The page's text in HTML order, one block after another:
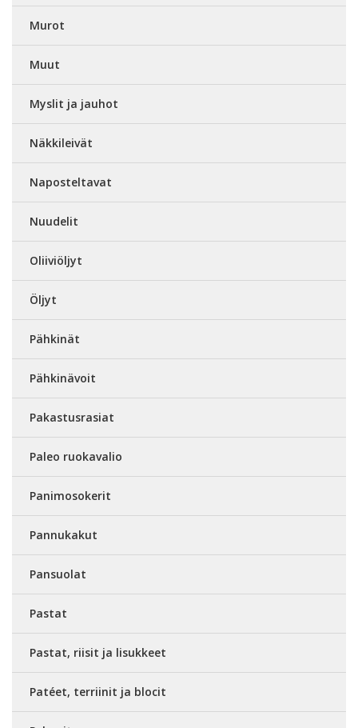
Murot
Muut
Myslit ja jauhot
Näkkileivät
Naposteltavat
Nuudelit
Oliiviöljyt
Öljyt
Pähkinät
Pähkinävoit
Pakastusrasiat
Paleo ruokavalio
Panimosokerit
Pannukakut
Pansuolat
Pastat
Pastat, riisit ja lisukkeet
Patéet, terriinit ja blocit